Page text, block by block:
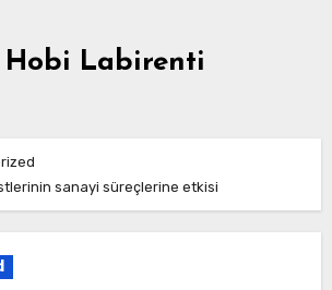
Hobi Labirenti
sanayi süreçlerine etkisi